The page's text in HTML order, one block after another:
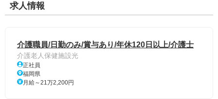
求人情報
介護職員/日勤のみ/賞与あり/年休120日以上/介護士
介護老人保健施設光
正社員
福岡県
月給～21万2,200円